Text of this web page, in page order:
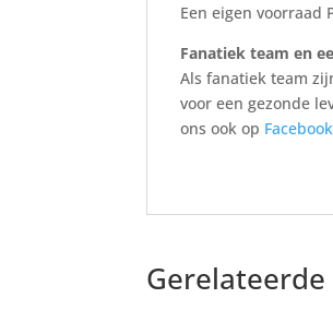
Een eigen voorraad
Fanatiek team en
Als fanatiek team
voor een gezonde
ons ook op Facebook